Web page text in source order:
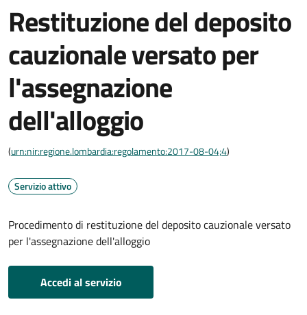
Restituzione del deposito
cauzionale versato per
l'assegnazione
dell'alloggio
(urn:nir:regione.lombardia:regolamento:2017-08-04;4)
Servizio attivo
Procedimento di restituzione del deposito cauzionale versato
per l'assegnazione dell'alloggio
Accedi al servizio